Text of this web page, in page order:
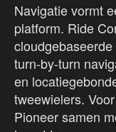
Navigatie vormt
platform. Ride
turn-by-turn
en
tweewielers.
Pioneer samen